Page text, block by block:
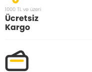
1000 TL ve üzeri
Ücretsiz
Kargo